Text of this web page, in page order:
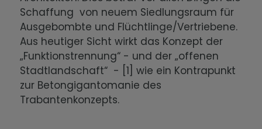
Schaffung von neuem Siedlungsraum für
Ausgebombte und Flüchtlinge/Vertriebene.
Aus heutiger Sicht wirkt das Konzept der
„Funktionstrennung“ - und der „offenen
Stadtlandschaft“ - [1] wie ein Kontrapunkt
zur Betongigantomanie des
Trabantenkonzepts.